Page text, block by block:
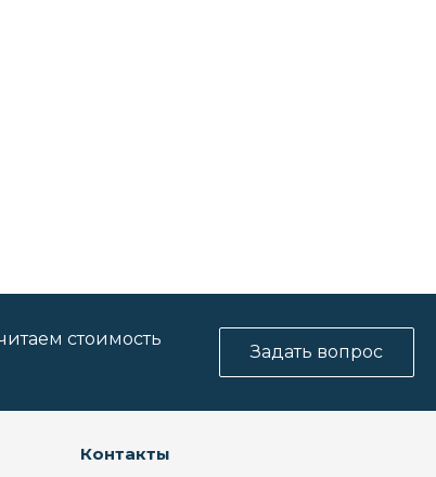
стоимость
Задать вопрос
Контакты